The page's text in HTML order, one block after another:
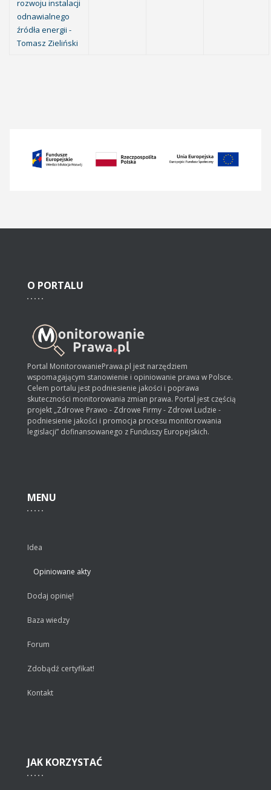
rozwoju instalacji
odnawialnego
źródła energii -
Tomasz Zieliński
O PORTALU
Portal MonitorowaniePrawa.pl jest narzędziem
wspomagającym stanowienie i opiniowanie prawa w Polsce.
Celem portalu jest podniesienie jakości i poprawa
skuteczności monitorowania zmian prawa. Portal jest częścią
projekt „Zdrowe Prawo - Zdrowe Firmy - Zdrowi Ludzie -
podniesienie jakości i promocja procesu monitorowania
legislacji” dofinansowanego z Funduszy Europejskich.
MENU
Idea
Opiniowane akty
Dodaj opinię!
Baza wiedzy
Forum
Zdobądź certyfikat!
Kontakt
JAK KORZYSTAĆ